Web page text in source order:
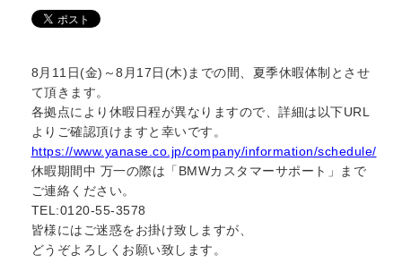
8月11日(金)～8月17日(木)までの間、夏季休暇体制とさせ
て頂きます。
各拠点により休暇日程が異なりますので、詳細は以下URL
よりご確認頂けますと幸いです。
https://www.yanase.co.jp/company/information/schedule/
休暇期間中 万一の際は「BMWカスタマーサポート」まで
ご連絡ください。
TEL:0120-55-3578
皆様にはご迷惑をお掛け致しますが、
どうぞよろしくお願い致します。